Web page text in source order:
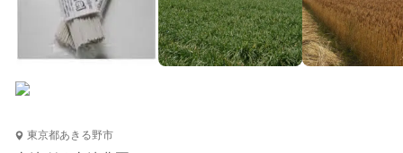
東京都あきる野市